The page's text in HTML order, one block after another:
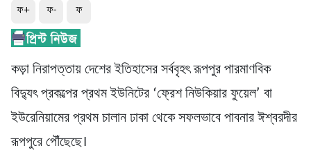
ফ+ ফ- ফ
কড়া নিরাপত্তায় দেশের ইতিহাসের সর্ববৃহৎ রূপপুর পারমাণবিক
বিদ্যুৎ প্রকল্পের প্রথম ইউনিটের ‘ফ্রেশ নিউকিয়ার ফুয়েল’ বা
ইউরেনিয়ামের প্রথম চালান ঢাকা থেকে সফলভাবে পাবনার ঈশ্বরদীর
রূপপুরে পৌঁছেছে।